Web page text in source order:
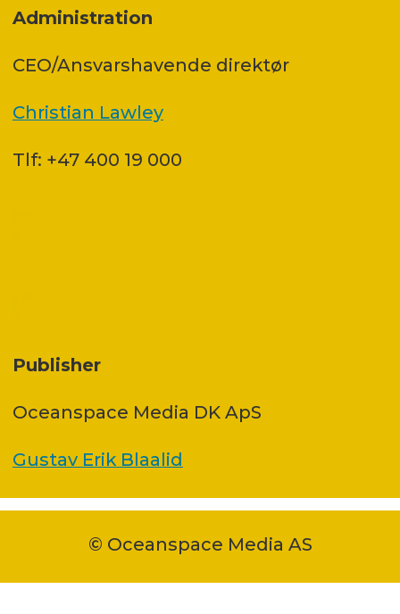
Administration
CEO/Ansvarshavende direktør
Christian Lawley
Tlf: +47 400 19 000
Publisher
Oceanspace Media DK ApS
Gustav Erik Blaalid
© Oceanspace Media AS